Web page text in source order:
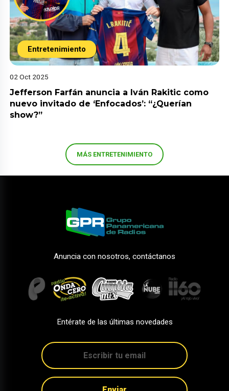
Entretenimiento
02 Oct 2025
Jefferson Farfán anuncia a Iván Rakitic como
nuevo invitado de ‘Enfocados’: “¿Querían
show?”
MÁS ENTRETENIMIENTO
Anuncia con nosotros, contáctanos
Entérate de las últimas novedades